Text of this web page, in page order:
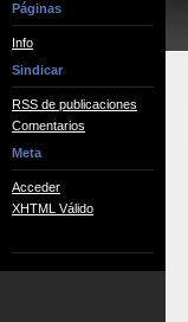
Páginas
Info
Sindicar
RSS de publicaciones
Comentarios
Meta
Acceder
XHTML Válido